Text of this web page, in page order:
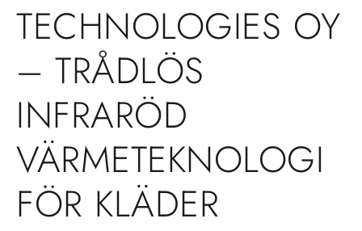
TECHNOLOGIES OY
– TRÅDLÖS
INFRARÖD
VÄRMETEKNOLOGI
FÖR KLÄDER